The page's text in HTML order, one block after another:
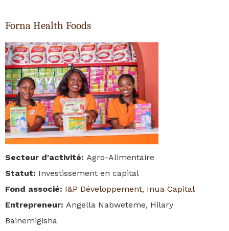
Forna Health Foods
Secteur d'activité: Agro-Alimentaire
Statut: Investissement en capital
Fond associé: I&P Développement, Inua Capital
Entrepreneur: Angella Nabweteme, Hilary
Bainemigisha